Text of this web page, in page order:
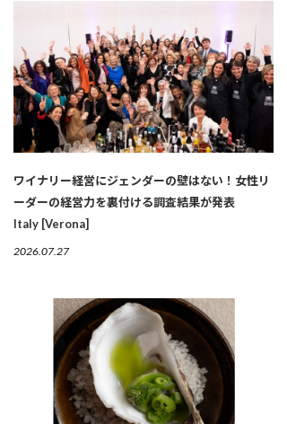
ワイナリー経営にジェンダーの壁はない！女性リ
ーダーの経営力を裏付ける調査結果が発表
Italy [Verona]
2026.07.27